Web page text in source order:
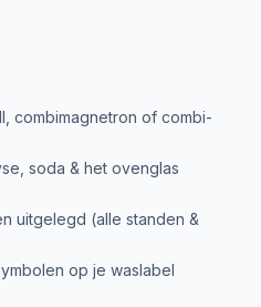
combimagnetron of combi-
soda & het ovenglas
uitgelegd (alle standen &
op je waslabel